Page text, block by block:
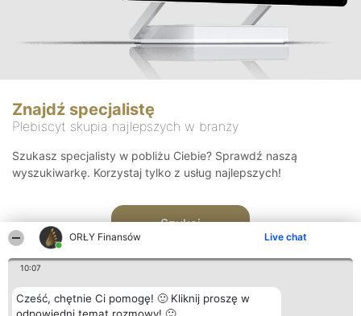
ORŁY Finansów Live chat
10:07
Cześć, chętnie Ci pomogę! 🙂 Kliknij proszę w
Znajdź specjalistę
Plebiscyt skupia najlepszych w branży
Szukasz specjalisty w pobliżu Ciebie? Sprawdź naszą
wyszukiwarkę. Korzystaj tylko z usług najlepszych!
Szukaj